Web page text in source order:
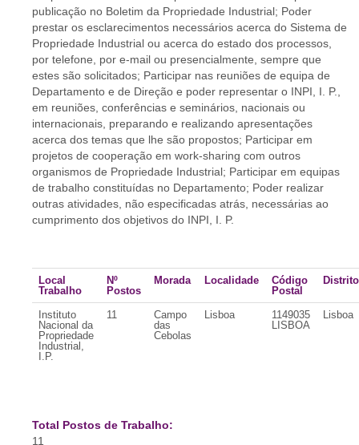
publicação no Boletim da Propriedade Industrial; Poder
prestar os esclarecimentos necessários acerca do Sistema de
Propriedade Industrial ou acerca do estado dos processos,
por telefone, por e-mail ou presencialmente, sempre que
estes são solicitados; Participar nas reuniões de equipa de
Departamento e de Direção e poder representar o INPI, I. P.,
em reuniões, conferências e seminários, nacionais ou
internacionais, preparando e realizando apresentações
acerca dos temas que lhe são propostos; Participar em
projetos de cooperação em work-sharing com outros
organismos de Propriedade Industrial; Participar em equipas
de trabalho constituídas no Departamento; Poder realizar
outras atividades, não especificadas atrás, necessárias ao
cumprimento dos objetivos do INPI, I. P.
Local
Trabalho
Nº
Postos
Morada Localidade
Código
Postal
Distrito
Instituto
Nacional da
Propriedade
Industrial,
I.P.
11
Campo
das
Cebolas
Lisboa
1149035
LISBOA
Lisboa
Total Postos de Trabalho:
11